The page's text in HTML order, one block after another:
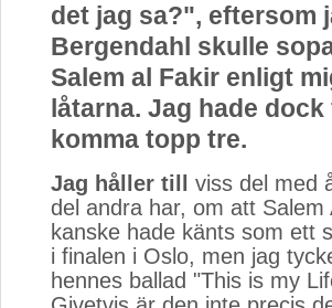
det jag sa?", eftersom
Bergendahl skulle
Salem al Fakir enligt
låtarna. Jag hade
komma topp tre.
Jag håller till
viss del med
del andra har, om att
kanske hade känts som ett
i finalen i Oslo, men jag
hennes ballad "This is my